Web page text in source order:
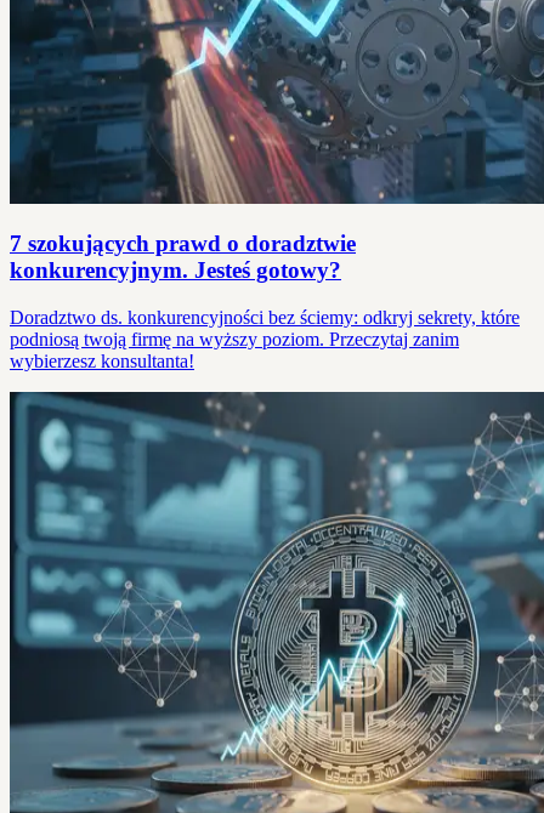
7 szokujących prawd o doradztwie
konkurencyjnym. Jesteś gotowy?
Doradztwo ds. konkurencyjności bez ściemy: odkryj sekrety, które
podniosą twoją firmę na wyższy poziom. Przeczytaj zanim
wybierzesz konsultanta!